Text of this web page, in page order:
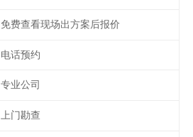
免费查看现场出方案后报价
电话预约
专业公司
上门勘查